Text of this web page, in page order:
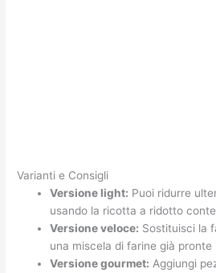
Varianti e Consigli
Versione light: Puoi ridurre
usando la ricotta a ridotto
Versione veloce: Sostituisci la
una miscela di farine già
Versione gourmet: Aggiungi